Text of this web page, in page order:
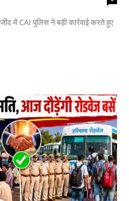
में CAI पुलिस ने बड़ी कार्रवाई करते हुए